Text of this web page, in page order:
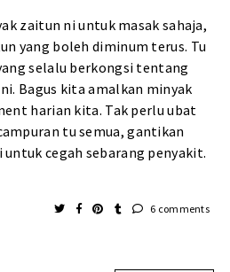
zaitun ni untuk masak sahaja,
yang boleh diminum terus. Tu
selalu berkongsi tentang
Bagus kita amalkan minyak
harian kita. Tak perlu ubat
tu semua, gantikan
cegah sebarang penyakit.
6 comments